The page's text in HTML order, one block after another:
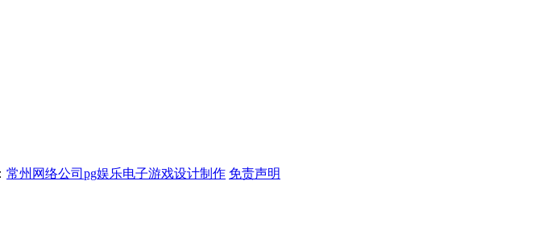
常州网络公司pg娱乐电子游戏设计制作 免责声明